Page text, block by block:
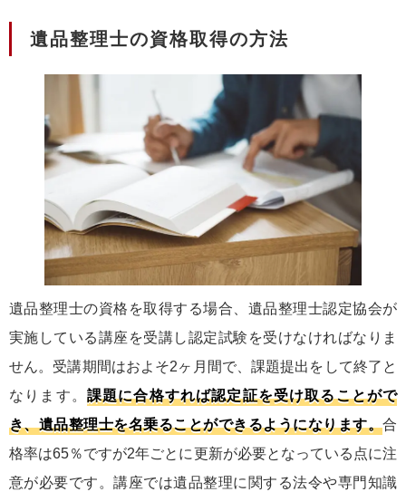
遺品整理士の資格取得の方法
遺品整理士の資格を取得する場合、遺品整理士認定協会が
実施している講座を受講し認定試験を受けなければなりま
せん。受講期間はおよそ2ヶ月間で、課題提出をして終了と
なります。 課題に合格すれば認定証を受け取ることがで
き、遺品整理士を名乗ることができるようになります。合
格率は65％ですが2年ごとに更新が必要となっている点に注
意が必要です。講座では遺品整理に関する法令や専門知識